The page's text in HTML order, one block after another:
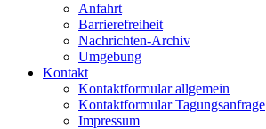
Anfahrt
Barrierefreiheit
Nachrichten-Archiv
Umgebung
Kontakt
Kontaktformular allgemein
Kontaktformular Tagungsanfrage
Impressum